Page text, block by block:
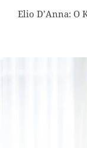
Elio D’Anna: Ο